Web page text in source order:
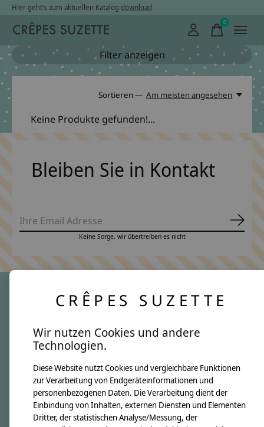
Hier geht’s zum aktuellen Katalog download
0items
Filter anzeigen
Sortieren — Am meisten angesehen
Keine Produkte gefunden!...
Bleiben Sie in Kontakt
Keine Sorge, wir übertreiben es nicht
Über uns
Unsere Creppies
Nähkästchen
Unsere Stoffe
Impressum
CRÊPES SUZETTE
Wir nutzen Cookies und andere
Technologien.
Diese Website nutzt Cookies und vergleichbare Funktionen
zur Verarbeitung von Endgeräteinformationen und
personenbezogenen Daten. Die Verarbeitung dient der
Einbindung von Inhalten, externen Diensten und Elementen
Dritter, der statistischen Analyse/Messung, der